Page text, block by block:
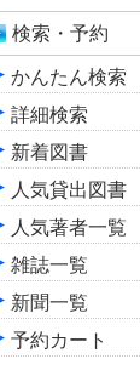
検索・予約
かんたん検索
詳細検索
新着図書
人気貸出図書
人気著者一覧
雑誌一覧
新聞一覧
予約カート